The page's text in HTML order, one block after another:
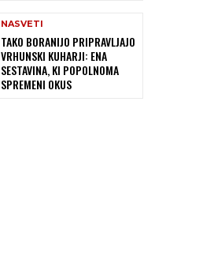
NASVETI
TAKO BORANIJO PRIPRAVLJAJO
VRHUNSKI KUHARJI: ENA
SESTAVINA, KI POPOLNOMA
SPREMENI OKUS